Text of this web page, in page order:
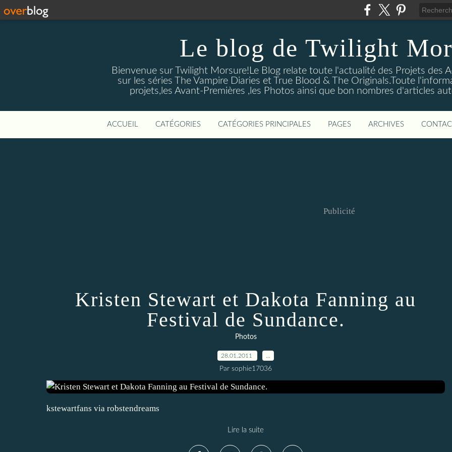
Le blog de Twilight
Bienvenue sur Twilight Morsure!Le Blog relate toute l'actualité des Projets des
sur les séries The Vampire Diaries et True Blood & The Originals.Toute
projets,les Avant-Premières ,les Photos ainsi que bon nombres d'articles
ACCUEIL CATÉGORIES CATÉGORIES PRINCIPALES PAGES ARCHIVES
Publicité
Kristen Stewart et Dakota Fanning au
Festival de Sundance.
Photos
28.01.2011
Par sophie17036
kstewartfans via robstendreams
Lire la suite